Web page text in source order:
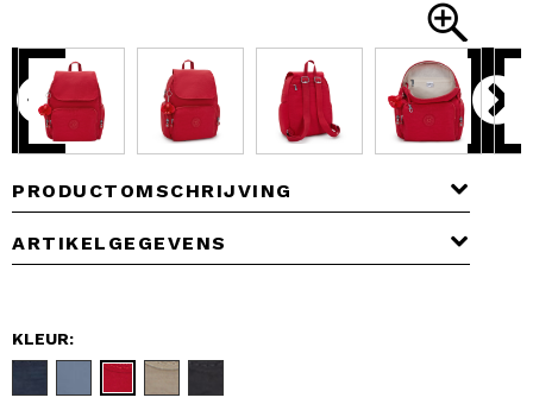
PRODUCTOMSCHRIJVING
ARTIKELGEGEVENS
KLEUR: